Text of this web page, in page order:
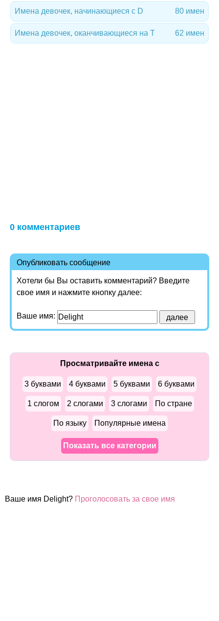
Имена девочек, начинающиеся с D 80 имен
Имена девочек, оканчивающиеся на T 62 имен
0 комментариев
Опубликовать сообщение
Хотели бы Вы оставить комментарий? Введите
свое имя и нажмите кнопку далее:
Ваше имя:
Просматривайте имена с
3 буквами 4 буквами 5 буквами 6 буквами
1 слогом 2 слогами 3 слогами По стране
По языку Популярные имена
Показать все категории
Ваше имя Delight? Проголосовать за свое имя